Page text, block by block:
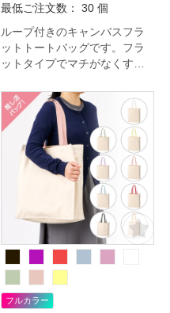
最低ご注文数： 30 個
ループ付きのキャンバスフラ
ットトートバッグです。フラ
ットタイプでマチがなくすっ
フルカラー